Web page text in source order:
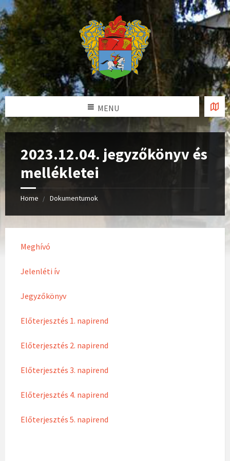
MENU
2023.12.04. jegyzőkönyv és
mellékletei
Home Dokumentumok
Meghívó
Jelenléti ív
Jegyzőkönyv
Előterjesztés 1. napirend
Előterjesztés 2. napirend
Előterjesztés 3. napirend
Előterjesztés 4. napirend
Előterjesztés 5. napirend